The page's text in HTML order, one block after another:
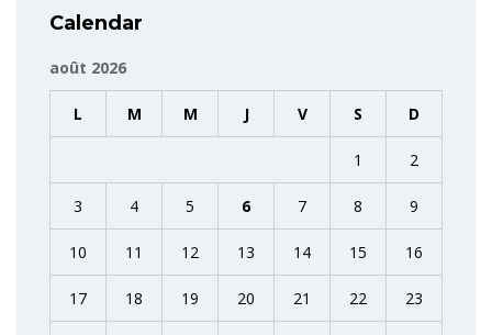
Calendar
août 2026
L M M J V S D
1 2
3 4 5 6 7 8 9
10 11 12 13 14 15 16
17 18 19 20 21 22 23